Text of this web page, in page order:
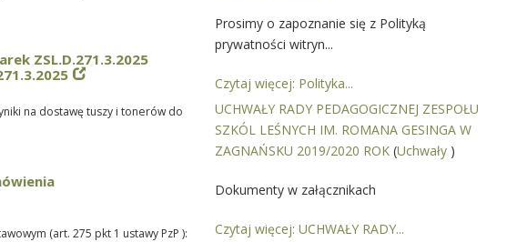
ZSL.D.271.3.2025
na dostawę tuszy i tonerów do
(art. 275 pkt 1 ustawy PzP ):
Prosimy o zapoznanie się z Polityką
prywatności witryn...
Czytaj więcej: Polityka...
UCHWAŁY RADY PEDAGOGICZNEJ ZESPOŁU
SZKÓL LEŚNYCH IM. ROMANA GESINGA W
ZAGNAŃSKU 2019/2020 ROK (Uchwały )
Dokumenty w załącznikach
Czytaj więcej: UCHWAŁY RADY...